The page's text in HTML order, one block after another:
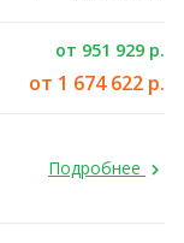
от 951 929 р.
от 1 674 622 р.
Подробнее